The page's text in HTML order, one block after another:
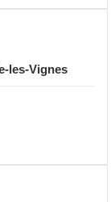
les-Vignes